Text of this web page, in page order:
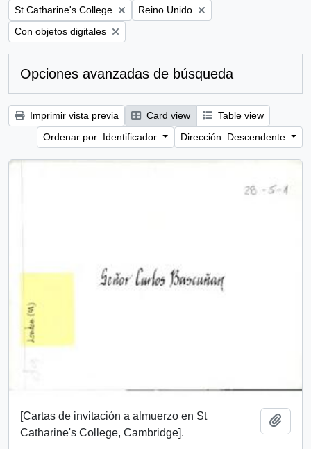
Remove filter:
St Catharine's College Remove filter:
Reino Unido
Remove filter:
Con objetos digitales
Opciones avanzadas de búsqueda
Imprimir vista previa Card view
Table view
Ordenar por: Identificador
Dirección: Descendente
[Cartas de invitación a almuerzo en St
Catharine's College, Cambridge].